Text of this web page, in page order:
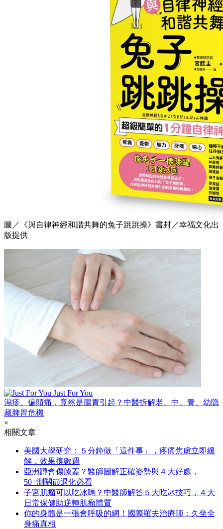
圖／《與自律神經和諧共舞的兔子跳跳操》書封／幸福文化出
版提供
Just For You
濕疹、偏頭痛，竟然是腸胃引起？中醫拆解老、中、青、幼隐
藏脾胃危機
×
相關文章
美國大學研究：５分鐘做「這件事」，疼痛焦慮立即緩
解，效果撐數週
亞洲蹲會傷膝蓋？醫師圖解正確姿勢與４大好處，
50+測關節退化必看
子宮肌瘤可以吃冰嗎？中醫師解答５大吃冰技巧，４大
日常保健助逆轉肌瘤體質
你的身體是一張會呼吸的網！國際羅夫治療師：久坐全
身痛真相